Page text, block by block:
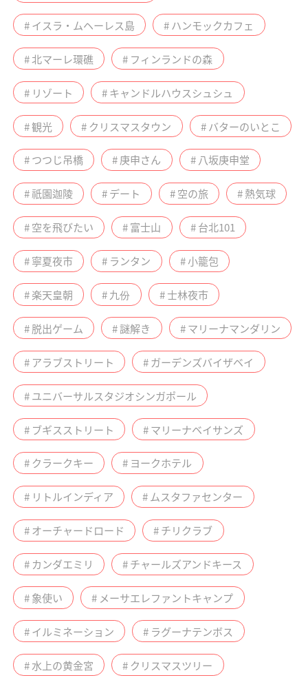
# イスラ・ムヘーレス島 # ハンモックカフェ
# 北マーレ環礁 # フィンランドの森
# リゾート # キャンドルハウスシュシュ
# 観光 # クリスマスタウン # バターのいとこ
# つつじ吊橋 # 庚申さん # 八坂庚申堂
# 祇園迦陵 # デート # 空の旅 # 熱気球
# 空を飛びたい # 富士山 # 台北101
# 寧夏夜市 # ランタン # 小籠包
# 楽天皇朝 # 九份 # 士林夜市
# 脱出ゲーム # 謎解き # マリーナマンダリン
# アラブストリート # ガーデンズバイザベイ
# ユニバーサルスタジオシンガポール
# ブギスストリート # マリーナベイサンズ
# クラークキー # ヨークホテル
# リトルインディア # ムスタファセンター
# オーチャードロード # チリクラブ
# カンダエミリ # チャールズアンドキース
# 象使い # メーサエレファントキャンプ
# イルミネーション # ラグーナテンボス
# 水上の黄金宮 # クリスマスツリー